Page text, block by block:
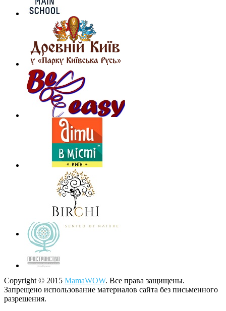
Copyright © 2015 MamaWOW. Все права защищены.
Запрещено использование материалов сайта без письменного
разрешения.